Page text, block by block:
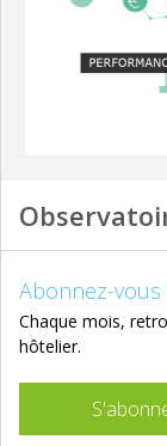
Abonnez-vous
Chaque mois,
hôtelier.